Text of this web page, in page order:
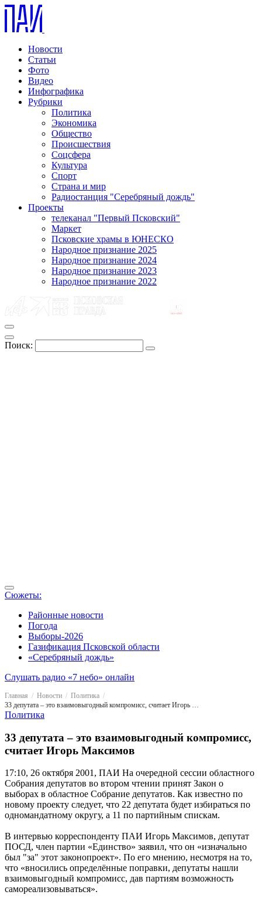
Новости
Статьи
Фото
Видео
Инфографика
Рубрики
Политика
Экономика
Общество
Происшествия
Соцсфера
Культура
Спорт
Страна и мир
Радиостанция "Серебряный дождь"
Проекты
телеканал "Первый Псковский"
Маркет
Псковские храмы в ЮНЕСКО
Народное признание 2025
Народное признание 2024
Народное признание 2023
Народное признание 2022
Поиск:
Сюжеты:
Районные новости
Погода
Выборы-2026
Газификация Псковской области
«Серебряный дождь»
Слушать радио «7 небо» онлайн
Главная Новости
Политика
33 депутата – это взаимовыгодный компромисс, считает Игорь Максимов
Политика
33 депутата – это взаимовыгодный компромисс,
считает Игорь Максимов
17:10, 26 октября 2001, ПАИ На очередной сессии областного
Собрания депутатов во втором чтении принят Закон о
выборах в областное Собрание депутатов. Как известно по
новому проекту следует, что 22 депутата будет избираться по
одномандатному округу, а 11 по партийным спискам.
В интервью корреспонденту ПАИ Игорь Максимов, депутат
ПОСД, член партии «Единство» заявил, что он «изначально
был "за" этот законопроект». По его мнению, несмотря на то,
что «вносились определённые поправки, депутаты нашли
взаимовыгодный компромисс, дав партиям возможность
самореализовываться».